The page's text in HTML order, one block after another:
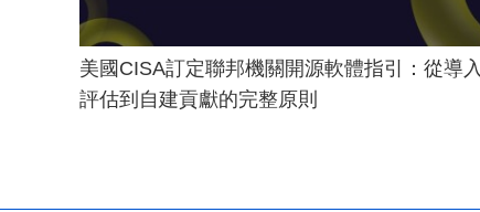
美國CISA訂定聯邦機關開源軟體指引：從導入
評估到自建貢獻的完整原則